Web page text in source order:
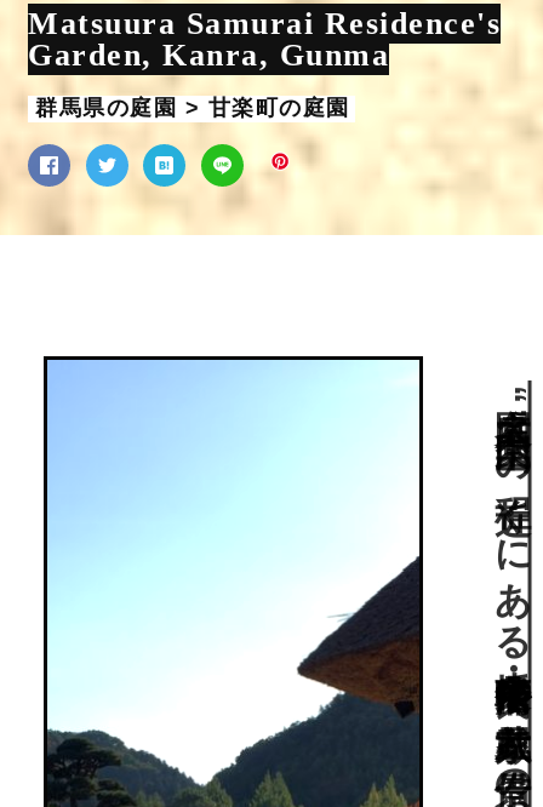
Matsuura Samurai Residence's
Garden, Kanra, Gunma
群馬県の庭園 > 甘楽町の庭園
大名庭園“楽山園”の程近くにある小幡藩家老・松浦氏の武家屋敷と借景の美しい池泉鑑賞式庭園。群馬県指定史跡。